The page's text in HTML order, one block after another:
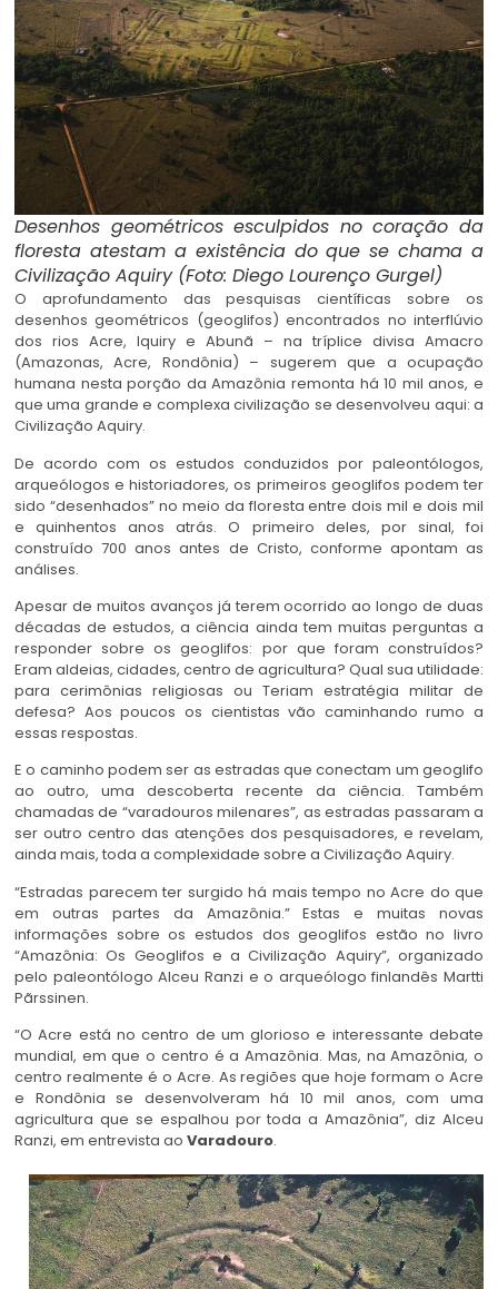
Desenhos geométricos esculpidos no coração da
floresta atestam a existência do que se chama a
Civilização Aquiry (Foto: Diego Lourenço Gurgel)
O aprofundamento das pesquisas científicas sobre os
desenhos geométricos (geoglifos) encontrados no interflúvio
dos rios Acre, Iquiry e Abunã – na tríplice divisa Amacro
(Amazonas, Acre, Rondônia) – sugerem que a ocupação
humana nesta porção da Amazônia remonta há 10 mil anos, e
que uma grande e complexa civilização se desenvolveu aqui: a
Civilização Aquiry.
De acordo com os estudos conduzidos por paleontólogos,
arqueólogos e historiadores, os primeiros geoglifos podem ter
sido “desenhados” no meio da floresta entre dois mil e dois mil
e quinhentos anos atrás. O primeiro deles, por sinal, foi
construído 700 anos antes de Cristo, conforme apontam as
análises.
Apesar de muitos avanços já terem ocorrido ao longo de duas
décadas de estudos, a ciência ainda tem muitas perguntas a
responder sobre os geoglifos: por que foram construídos?
Eram aldeias, cidades, centro de agricultura? Qual sua utilidade:
para cerimônias religiosas ou Teriam estratégia militar de
defesa? Aos poucos os cientistas vão caminhando rumo a
essas respostas.
E o caminho podem ser as estradas que conectam um geoglifo
ao outro, uma descoberta recente da ciência. Também
chamadas de “varadouros milenares”, as estradas passaram a
ser outro centro das atenções dos pesquisadores, e revelam,
ainda mais, toda a complexidade sobre a Civilização Aquiry.
“Estradas parecem ter surgido há mais tempo no Acre do que
em outras partes da Amazônia.” Estas e muitas novas
informações sobre os estudos dos geoglifos estão no livro
“Amazônia: Os Geoglifos e a Civilização Aquiry”, organizado
pelo paleontólogo Alceu Ranzi e o arqueólogo finlandês Martti
Pãrssinen.
“O Acre está no centro de um glorioso e interessante debate
mundial, em que o centro é a Amazônia. Mas, na Amazônia, o
centro realmente é o Acre. As regiões que hoje formam o Acre
e Rondônia se desenvolveram há 10 mil anos, com uma
agricultura que se espalhou por toda a Amazônia”, diz Alceu
Ranzi, em entrevista ao Varadouro.